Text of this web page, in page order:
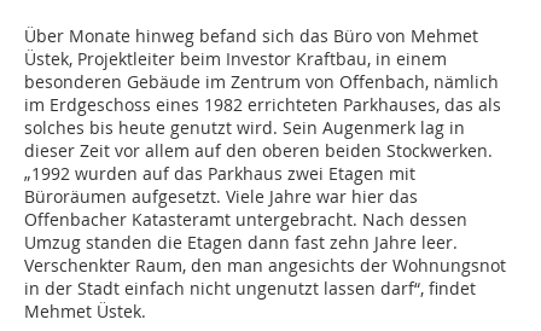
Über Monate hinweg befand sich das Büro von Mehmet
Üstek, Projektleiter beim Investor Kraftbau, in einem
besonderen Gebäude im Zentrum von Offenbach, nämlich
im Erdgeschoss eines 1982 errichteten Parkhauses, das als
solches bis heute genutzt wird. Sein Augenmerk lag in
dieser Zeit vor allem auf den oberen beiden Stockwerken.
„1992 wurden auf das Parkhaus zwei Etagen mit
Büroräumen aufgesetzt. Viele Jahre war hier das
Offenbacher Katasteramt untergebracht. Nach dessen
Umzug standen die Etagen dann fast zehn Jahre leer.
Verschenkter Raum, den man angesichts der Wohnungsnot
in der Stadt einfach nicht ungenutzt lassen darf“, findet
Mehmet Üstek.